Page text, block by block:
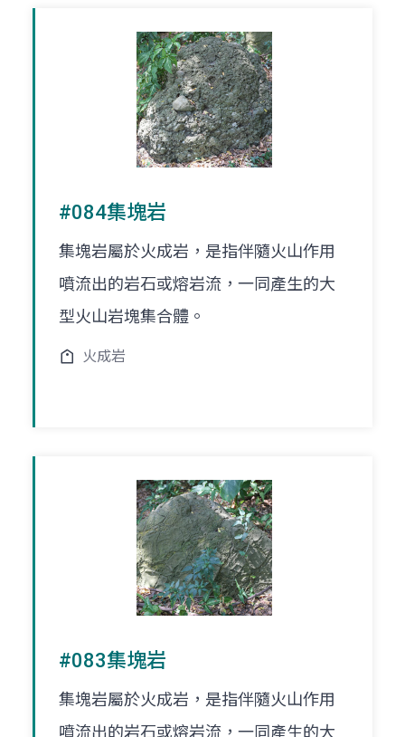
#084集塊岩
集塊岩屬於火成岩，是指伴隨火山作用
噴流出的岩石或熔岩流，一同產生的大
型火山岩塊集合體。
火成岩
#083集塊岩
集塊岩屬於火成岩，是指伴隨火山作用
噴流出的岩石或熔岩流，一同產生的大